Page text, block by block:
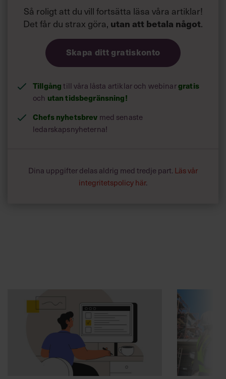
Så roligt att du vill fortsätta läsa våra artiklar!
Det får du strax göra, utan att betala något.
Skapa ditt gratiskonto
Tillgångtill våra låsta artiklar och webinargratis
och utan tidsbegränsning!
Chefs nyhetsbrev med senaste
ledarskapsnyheterna!
Dina uppgifter delas aldrig med tredje part. Läs vår
integritetspolicy här.
Annonssamarbete:
Chef + Winningtemp
”Djupa,